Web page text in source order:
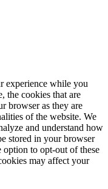
experience while you
the cookies that are
browser as they are
of the website. We
and understand how
stored in your browser
to opt-out of these
may affect your